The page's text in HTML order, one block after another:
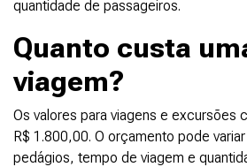
quantidade de passageiros.
Quanto custa
viagem?
Os valores para viagens e excursões
R$ 1.800,00. O orçamento pode
pedágios, tempo de viagem e